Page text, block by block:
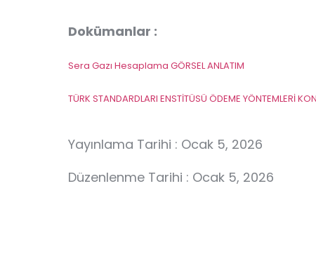
Dokümanlar :
Sera Gazı Hesaplama GÖRSEL ANLATIM
TÜRK STANDARDLARI ENSTİTÜSÜ ÖDEME YÖNTEMLERİ
Yayınlama Tarihi : Ocak 5, 2026
Düzenlenme Tarihi : Ocak 5, 2026